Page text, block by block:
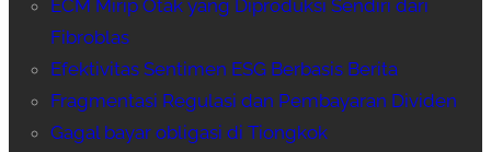
ECM Mirip Otak yang Diproduksi Sendiri dari
Fibroblas
Efektivitas Sentimen ESG Berbasis Berita
Fragmentasi Regulasi dan Pembayaran Dividen
Gagal bayar obligasi di Tiongkok